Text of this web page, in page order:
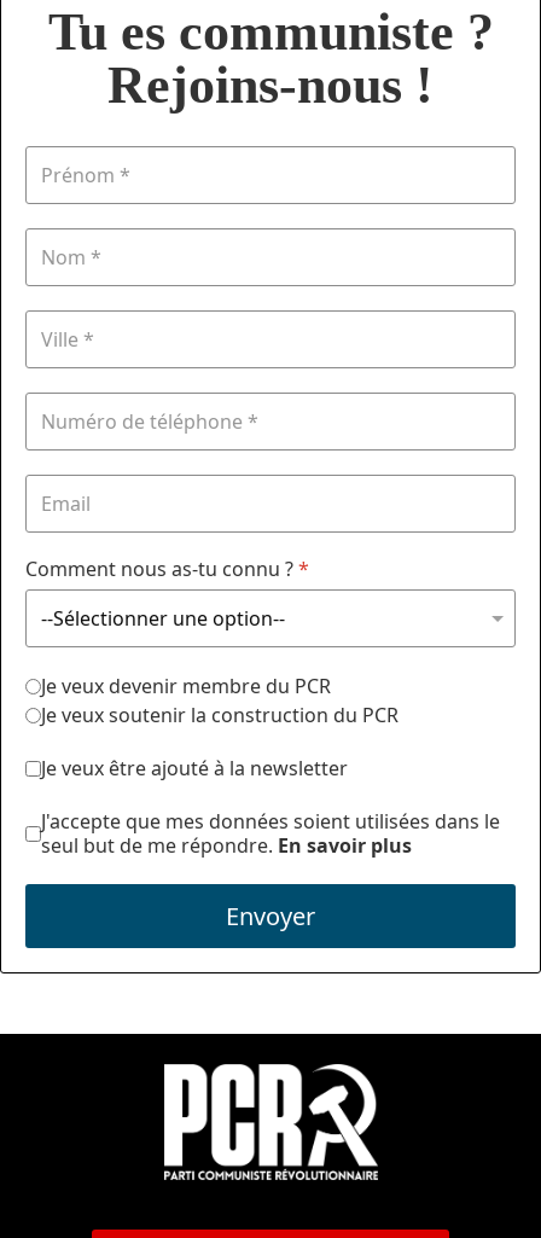
Tu es communiste ?
Rejoins-nous !
Comment nous as-tu connu ?*
Je veux devenir membre du PCR
Je veux soutenir la construction du PCR
Je veux être ajouté à la newsletter
J'accepte que mes données soient utilisées dans le
seul but de me répondre. En savoir plus
Envoyer